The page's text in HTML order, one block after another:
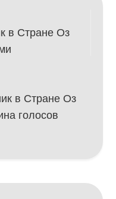
в Стране Оз
в Стране Оз
голосов